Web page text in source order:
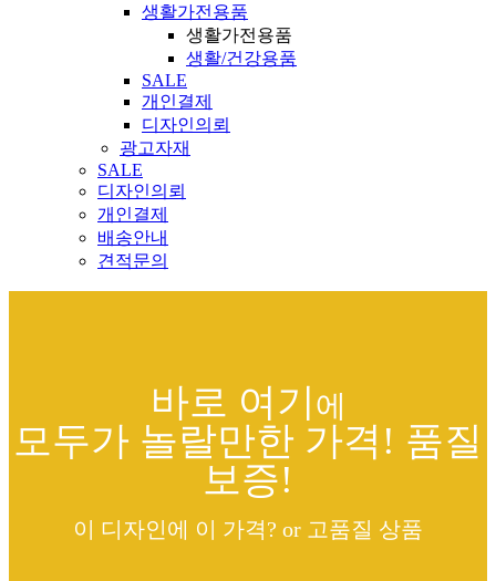
생활가전용품
생활가전용품
생활/건강용품
SALE
개인결제
디자인의뢰
광고자재
SALE
디자인의뢰
개인결제
배송안내
견적문의
바로 여기 에
모두가 놀랄만한 가격! 품질
보증!
이 디자인에 이 가격? or 고품질 상품